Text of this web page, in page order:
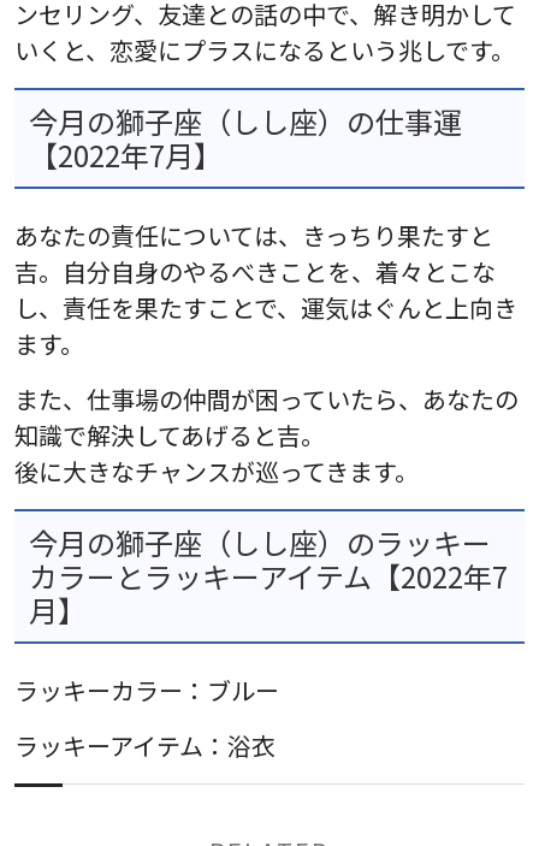
ンセリング、友達との話の中で、解き明かして
いくと、恋愛にプラスになるという兆しです。
今月の獅子座（しし座）の仕事運
【2022年7月】
あなたの責任については、きっちり果たすと
吉。自分自身のやるべきことを、着々とこな
し、責任を果たすことで、運気はぐんと上向き
ます。
また、仕事場の仲間が困っていたら、あなたの
知識で解決してあげると吉。
後に大きなチャンスが巡ってきます。
今月の獅子座（しし座）のラッキー
カラーとラッキーアイテム【2022年7
月】
ラッキーカラー：ブルー
ラッキーアイテム：浴衣